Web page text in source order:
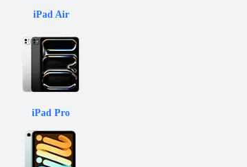
iPad Air
iPad Pro